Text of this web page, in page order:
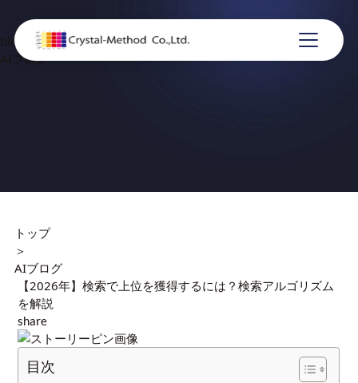
blog
AIブログ
トップ
＞
AIブログ
【2026年】検索で上位を獲得するには？検索アルゴリズム
を解説
share
目次